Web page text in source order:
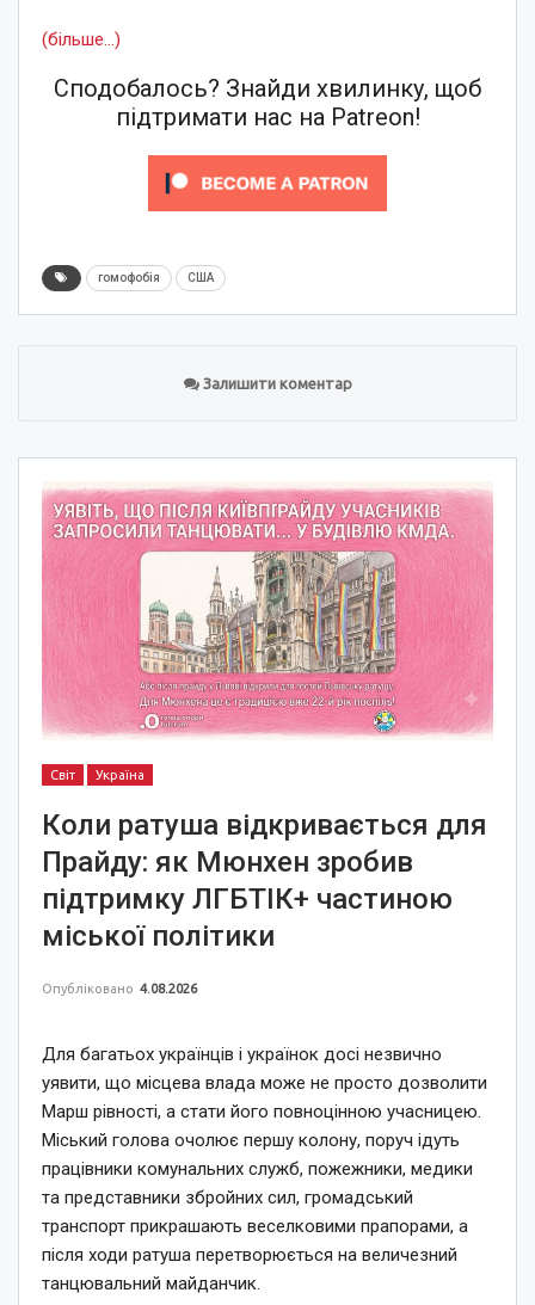
(більше…)
Сподобалось? Знайди хвилинку, щоб
підтримати нас на Patreon!
гомофобія США
Залишити коментар
Світ Україна
Коли ратуша відкривається для
Прайду: як Мюнхен зробив
підтримку ЛГБТІК+ частиною
міської політики
Опубліковано 4.08.2026
Для багатьох українців і українок досі незвично
уявити, що місцева влада може не просто дозволити
Марш рівності, а стати його повноцінною учасницею.
Міський голова очолює першу колону, поруч ідуть
працівники комунальних служб, пожежники, медики
та представники збройних сил, громадський
транспорт прикрашають веселковими прапорами, а
після ходи ратуша перетворюється на величезний
танцювальний майданчик.